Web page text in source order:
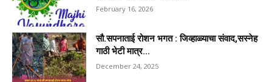
February 16, 2026
सौ.सपनाताई रोशन भगत : जिव्हाळ्याचा संवाद,सस्नेह
गाठी भेटी मात्र...
December 24, 2025